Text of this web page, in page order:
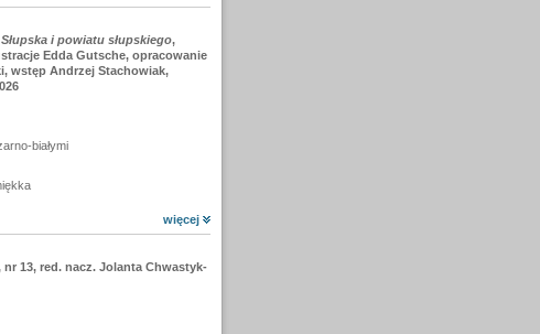
i powiatu słupskiego,
Edda Gutsche, opracowanie
wstęp Andrzej Stachowiak,
białymi
więcej
nr 13, red. nacz. Jolanta Chwastyk-